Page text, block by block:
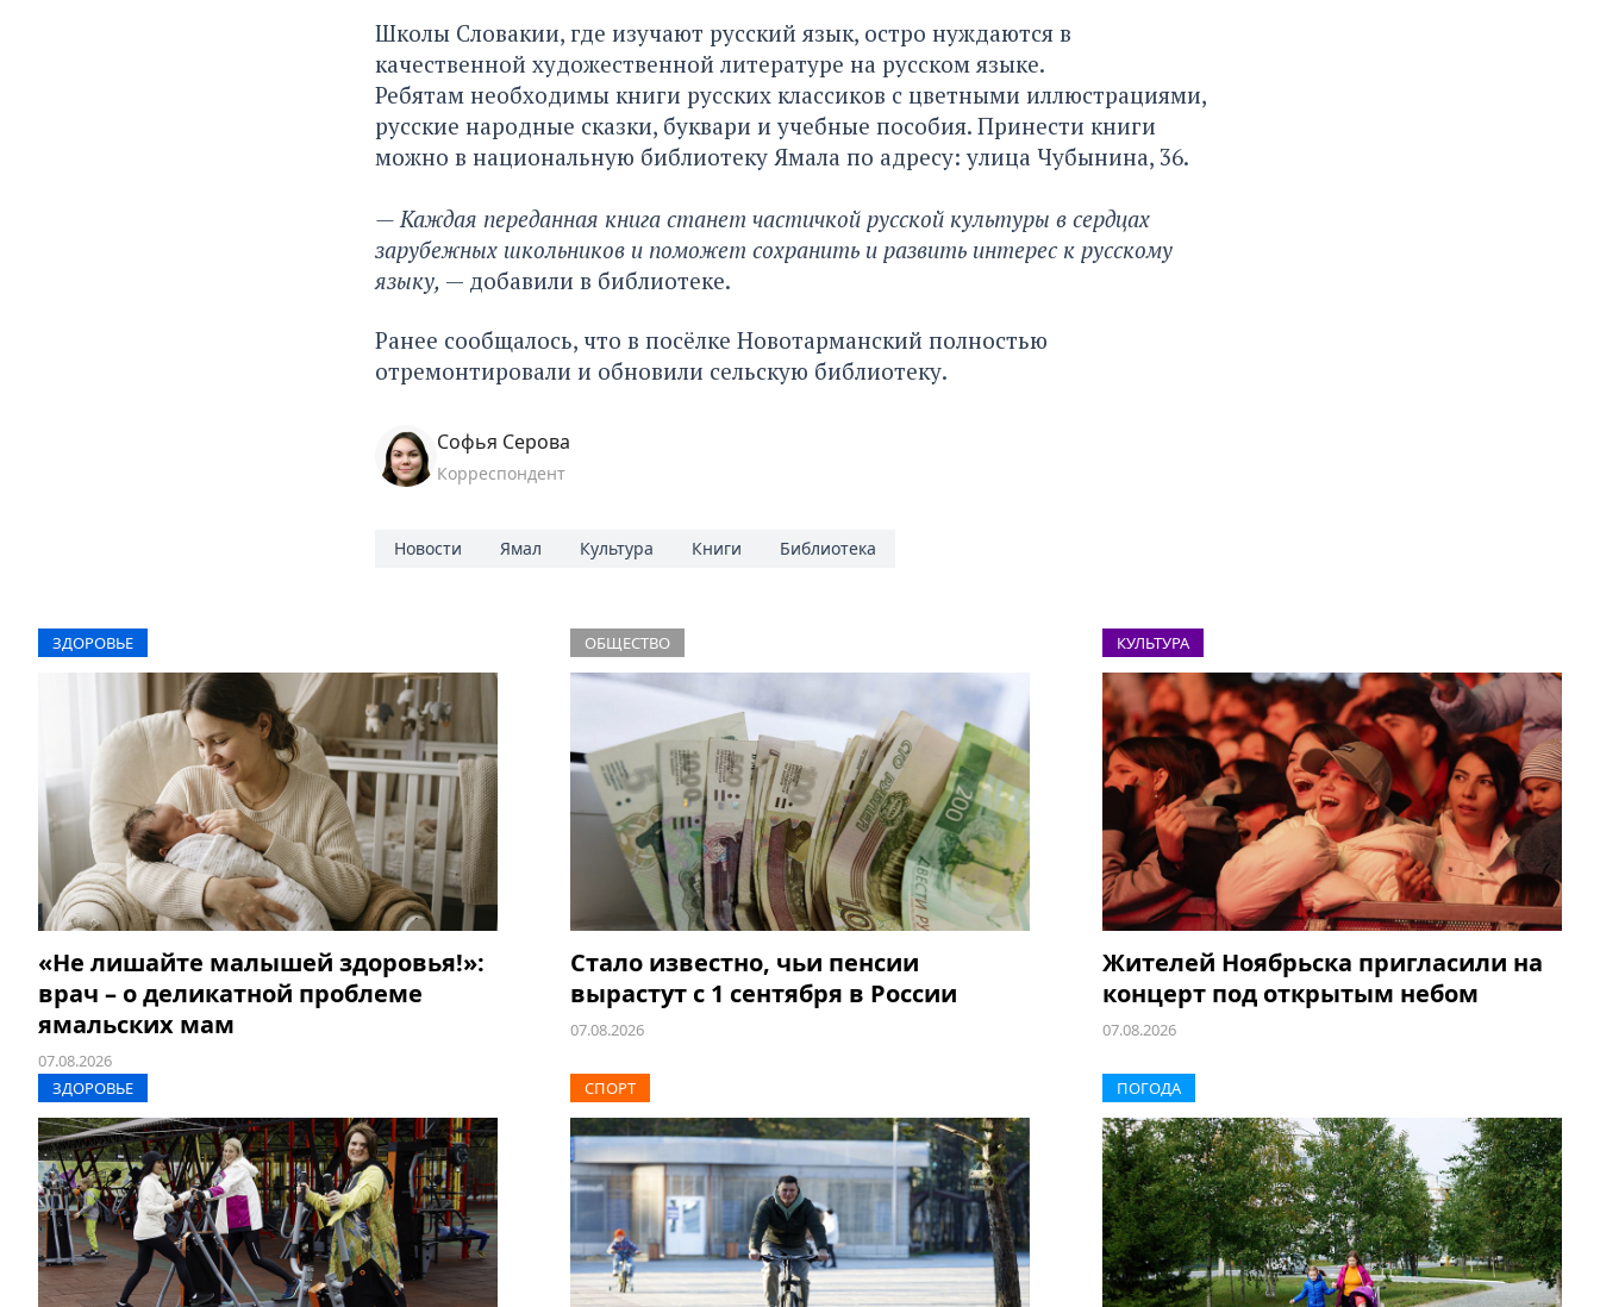
Школы Словакии, где изучают русский язык, остро нуждаются в
качественной художественной литературе на русском языке.
Ребятам необходимы книги русских классиков с цветными иллюстрациями,
русские народные сказки, буквари и учебные пособия. Принести книги
можно в национальную библиотеку Ямала по адресу: улица Чубынина, 36.
— Каждая переданная книга станет частичкой русской культуры в сердцах
зарубежных школьников и поможет сохранить и развить интерес к русскому
языку, — добавили в библиотеке.
Ранее сообщалось, что в посёлке Новотарманский полностью
отремонтировали и обновили сельскую библиотеку.
Софья Серова
Корреспондент
Новости Ямал Культура Книги Библиотека
ЗДОРОВЬЕ
«Не лишайте малышей здоровья!»:
врач – о деликатной проблеме
ямальских мам
07.08.2026
ОБЩЕСТВО
Стало известно, чьи пенсии
вырастут с 1 сентября в России
07.08.2026
КУЛЬТУРА
Жителей Ноябрьска пригласили на
концерт под открытым небом
07.08.2026
ЗДОРОВЬЕ СПОРТ ПОГОДА